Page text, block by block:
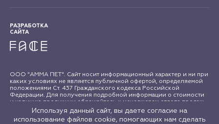
РАЗРАБОТКА
САЙТА
ООО "АММА ПЕТ". Сайт носит информационный характер и ни при
каких условиях не является публичной офертой, определяемой
положениями Ст. 437 Гражданского кодекса Российской
Федерации. Для получения подробной информации о стоимости
и наличию продукции обращайтесь к менеджерам отдела продаж
"АММА ПЕТ". Все права на материалы сайта amma.pet защищены в
соответствии с российским и международным законодательством
об авторском праве и смежных правах. Любое использование
Используя данный сайт, вы даете согласие на
использование файлов cookie, помогающих нам сделать